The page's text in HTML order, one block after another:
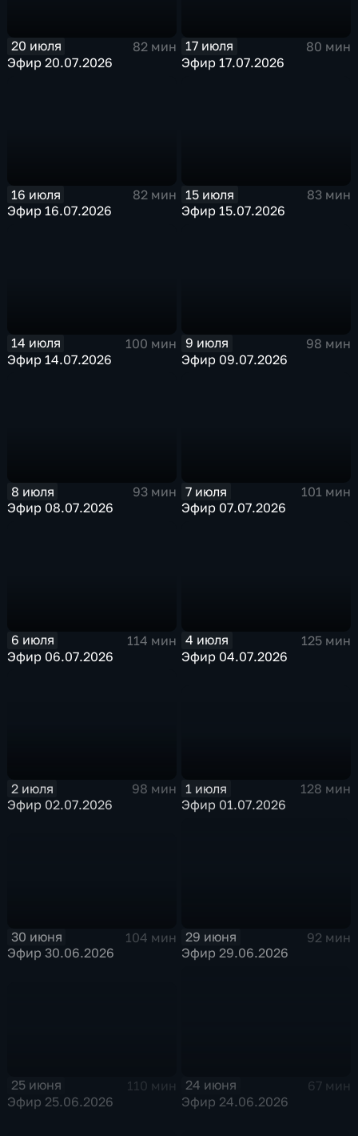
20 июля
82 мин
Эфир 20.07.2026
17 июля
80 мин
Эфир 17.07.2026
16 июля
82 мин
Эфир 16.07.2026
15 июля
83 мин
Эфир 15.07.2026
14 июля
100 мин
Эфир 14.07.2026
9 июля
98 мин
Эфир 09.07.2026
8 июля
93 мин
Эфир 08.07.2026
7 июля
101 мин
Эфир 07.07.2026
6 июля
114 мин
Эфир 06.07.2026
4 июля
125 мин
Эфир 04.07.2026
2 июля
98 мин
Эфир 02.07.2026
1 июля
128 мин
Эфир 01.07.2026
30 июня
104 мин
Эфир 30.06.2026
29 июня
92 мин
Эфир 29.06.2026
25 июня
110 мин
Эфир 25.06.2026
24 июня
67 мин
Эфир 24.06.2026